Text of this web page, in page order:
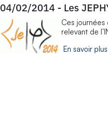
04/02/2014 - Les
Ces journées
relevant de
En savoir plus